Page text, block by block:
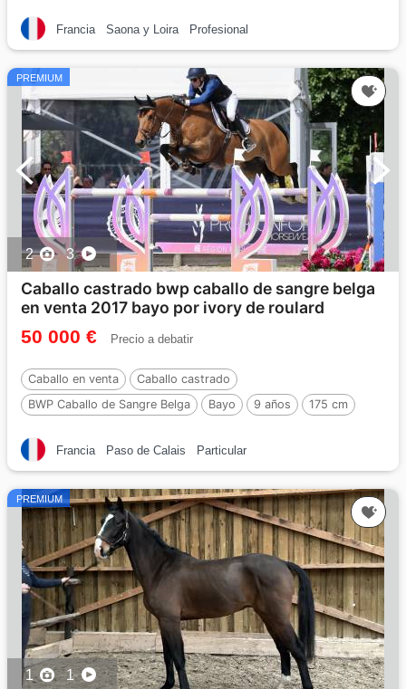
Francia Saona y Loira Profesional
PREMIUM
2 3
Caballo castrado bwp caballo de sangre belga
en venta 2017 bayo por ivory de roulard
50 000 € Precio a debatir
Caballo en venta
Caballo castrado
BWP Caballo de Sangre Belga
Bayo 9 años
175 cm
Francia
Paso de Calais Particular
PREMIUM
1 1